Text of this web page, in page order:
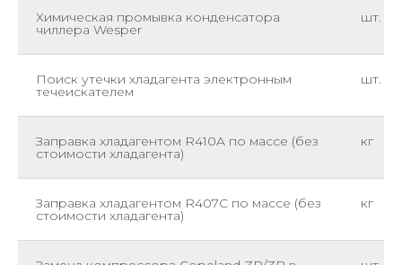
Химическая промывка конденсатора
чиллера Wesper
шт.
Поиск утечки хладагента электронным
течеискателем
шт.
Заправка хладагентом R410A по массе (без
стоимости хладагента)
кг
Заправка хладагентом R407C по массе (без
стоимости хладагента)
кг